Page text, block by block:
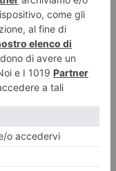
hashish